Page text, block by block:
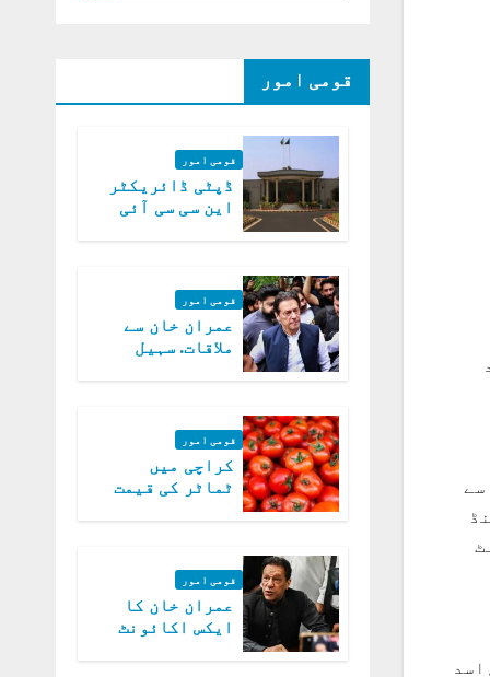
سے
قومی امور
قومی امور
ڈپٹی ڈائریکٹر
این سی سی آئی
قومی امور
عمران خان سے
ملاقات. سہیل
قومی امور
کراچی میں
ٹماٹر کی قیمت
قومی امور
عمران خان کا
ایکس اکائونٹ